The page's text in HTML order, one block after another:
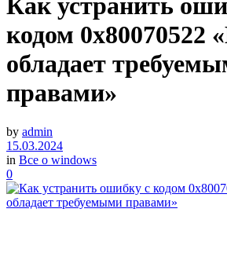
Как устранить
кодом 0x80070522
обладает
правами»
by admin
15.03.2024
in Все о windows
0